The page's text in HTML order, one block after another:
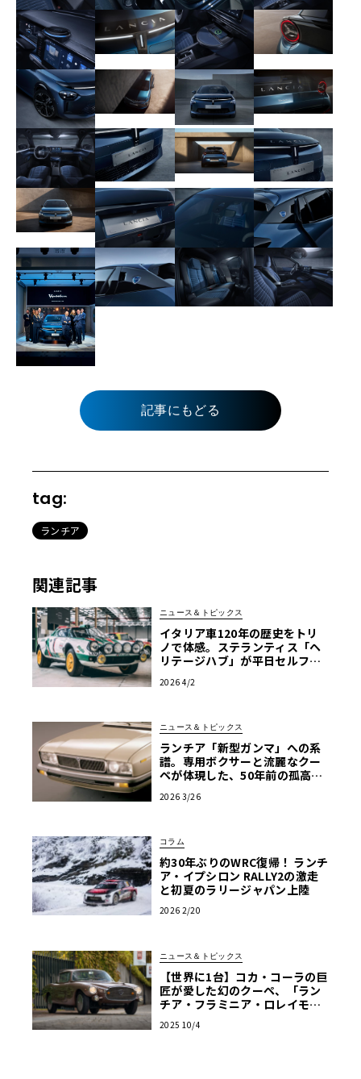
記事にもどる
tag:
ランチア
関連記事
ニュース＆トピックス
イタリア車120年の歴史をトリ
ノで体感。ステランティス「ヘ
リテージハブ」が平日セルフ見
2026 4/2
ニュース＆トピックス
ランチア「新型ガンマ」への系
譜。専用ボクサーと流麗なクー
ペが体現した、50年前の孤高の
2026 3/26
コラム
約30年ぶりのWRC復帰！ ランチ
ア・イプシロン RALLY2の激走
と初夏のラリージャパン上陸
2026 2/20
ニュース＆トピックス
【世界に1台】コカ・コーラの巨
匠が愛した幻のクーペ、「ラン
チア・フラミニア・ロレイモ」
2025 10/4